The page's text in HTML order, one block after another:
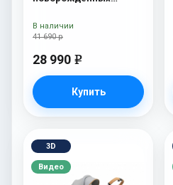
41 690 р
28 990 e
Купить
В наличии
3D
Видео